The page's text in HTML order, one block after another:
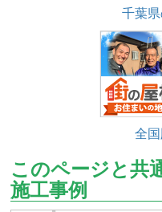
千葉
全
このページと共
施工事例